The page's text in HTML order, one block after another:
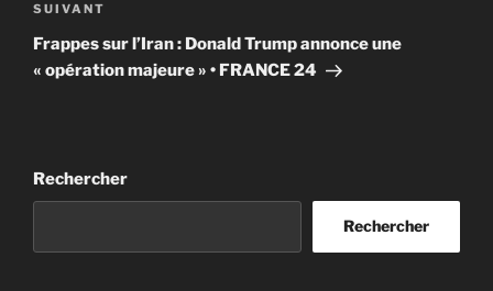
Article
suivant
SUIVANT
Frappes sur l’Iran : Donald Trump annonce une
« opération majeure » • FRANCE 24
Rechercher
Rechercher